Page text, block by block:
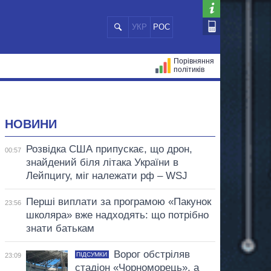
УКР РОС
Порівняння
політиків
НОВИНИ
00:57
Розвідка США припускає, що дрон,
знайдений біля літака України в
Лейпцигу, міг належати рф – WSJ
23:56
Перші виплати за програмою «Пакунок
школяра» вже надходять: що потрібно
знати батькам
23:09 ПІДСУМКИ
Ворог обстріляв
стадіон «Чорноморець», а